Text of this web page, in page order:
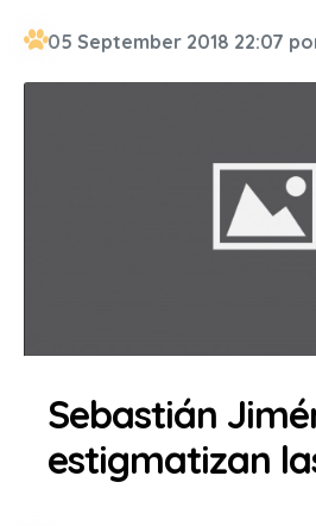
05 September 2018 22:07
Sebastián
estigmatizan